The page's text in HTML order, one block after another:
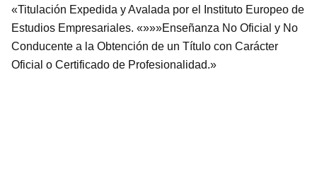
«Titulación Expedida y Avalada por el Instituto Europeo de
Estudios Empresariales. «»»»Enseñanza No Oficial y No
Conducente a la Obtención de un Título con Carácter
Oficial o Certificado de Profesionalidad.»